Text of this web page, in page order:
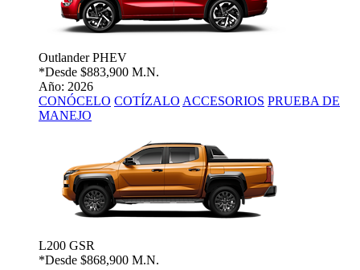
Outlander PHEV
*Desde $883,900 M.N.
Año: 2026
CONÓCELO COTÍZALO ACCESORIOS PRUEBA DE
MANEJO
L200 GSR
*Desde $868,900 M.N.